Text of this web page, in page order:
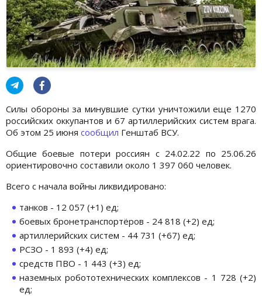
Силы обороны за минувшие сутки уничтожили еще 1270
российских оккупантов и 67 артиллерийских систем врага.
Об этом 25 июня сообщил Генштаб ВСУ.
Общие боевые потери россиян с 24.02.22 по 25.06.26
ориентировочно составили около 1 397 060 человек.
Всего с начала войны ликвидировано:
танков - 12 057 (+1) ед;
боевых бронетранспортёров - 24 818 (+2) ед;
артиллерийских систем - 44 731 (+67) ед;
РСЗО - 1 893 (+4) ед;
средств ПВО - 1 443 (+3) ед;
наземных робототехнических комплексов - 1 728 (+2)
ед;